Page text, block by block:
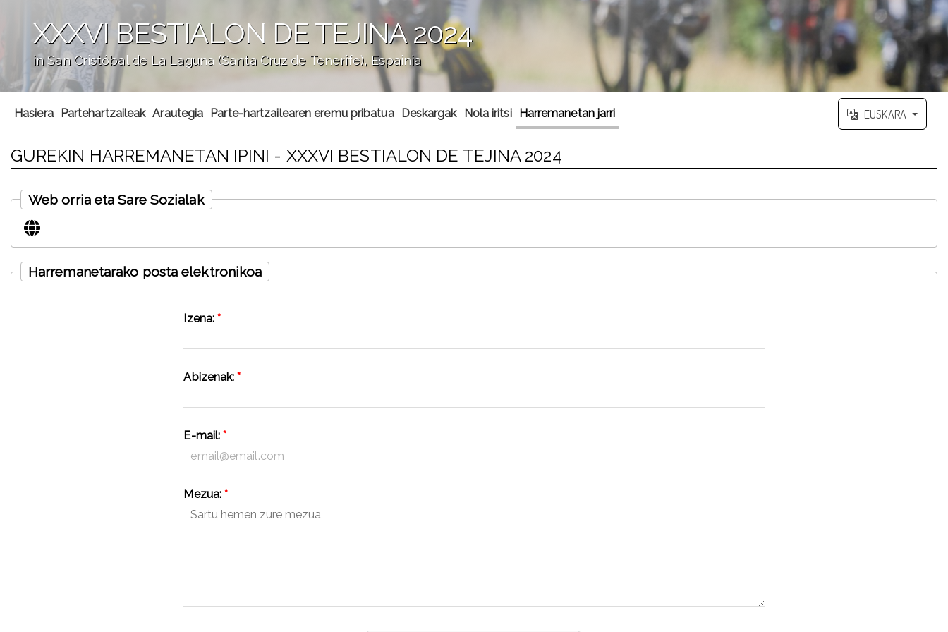
XXXVI BESTIALON DE TEJINA 2024
in San Cristóbal de La Laguna (Santa Cruz de Tenerife), Espainia
Hasiera Partehartzaileak Arautegia Parte-hartzailearen eremu pribatua Deskargak Nola iritsi Harremanetan jarri EUSKARA
GUREKIN HARREMANETAN IPINI - XXXVI BESTIALON DE TEJINA 2024
Web orria eta Sare Sozialak
Harremanetarako posta elektronikoa
Izena:*
Abizenak:*
E-mail:*
Mezua:*